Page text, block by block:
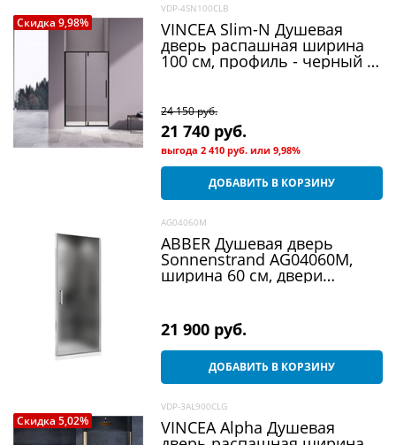
Скидка 9,98%
VDP-4SN100CLB
VINCEA Slim-N Душевая
дверь распашная ширина
100 см, профиль - черный /
24 150 руб.
21 740 руб.
выгода2 410 руб. или9,98%
ДОБАВИТЬ В КОРЗИНУ
AG04060M
ABBER Душевая дверь
Sonnenstrand AG04060M,
ширина 60 см, двери
21 900 руб.
ДОБАВИТЬ В КОРЗИНУ
Скидка 5,02%
VDP-3AL900CLG
VINCEA Alpha Душевая